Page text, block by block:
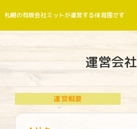
札幌の有限会社ミットが運営する保育園です
運営会社
運営概要